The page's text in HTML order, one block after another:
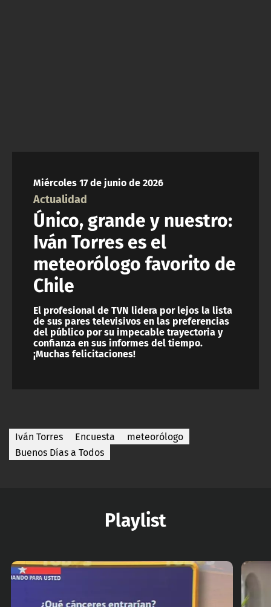
Miércoles 17 de junio de 2026
Actualidad
Único, grande y nuestro:
Iván Torres es el
meteorólogo favorito de
Chile
El profesional de TVN lidera por lejos la lista
de sus pares televisivos en las preferencias
del público por su impecable trayectoria y
confianza en sus informes del tiempo.
¡Muchas felicitaciones!
Iván Torres Encuesta
meteorólogo
Buenos Días a Todos
Playlist